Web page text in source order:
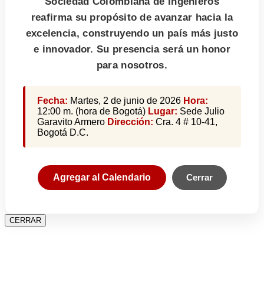
reafirma su propósito de avanzar hacia la
excelencia, construyendo un país más justo
e innovador. Su presencia será un honor
para nosotros.
Fecha: Martes, 2 de junio de 2026 Hora:
12:00 m. (hora de Bogotá) Lugar: Sede Julio
Garavito Armero Dirección: Cra. 4 # 10-41,
Bogotá D.C.
Agregar al Calendario Cerrar
CERRAR